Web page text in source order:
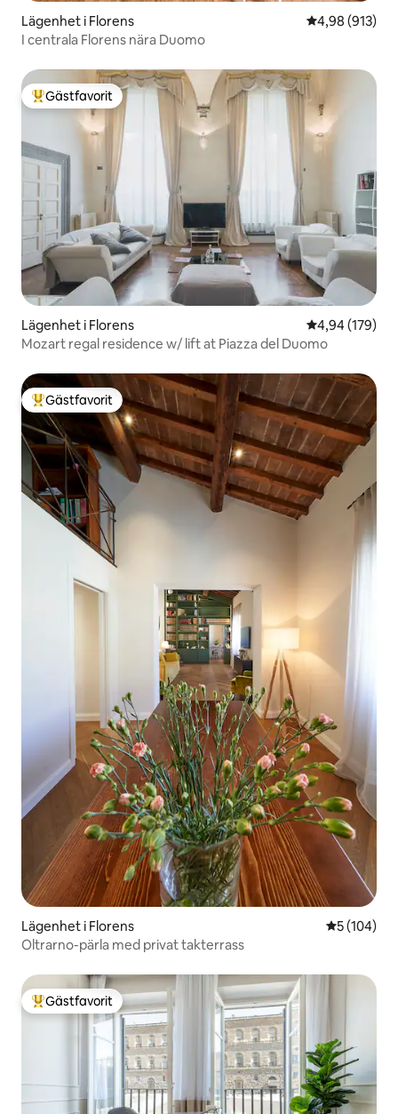
Lägenhet i Florens 4,98 av 5 i
4,98 (913)
I centrala Florens nära Duomo
Populär gästfavorit
Gästfavorit
Lägenhet i Florens 4,94 av 5 i
4,94 (179)
Mozart regal residence w/ lift at Piazza del Duomo
Populär gästfavorit
Gästfavorit
Lägenhet i Florens 5 av 5 i
5 (104)
Oltrarno-pärla med privat takterrass
Populär gästfavorit
Gästfavorit